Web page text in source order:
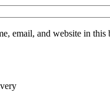
email, and website in